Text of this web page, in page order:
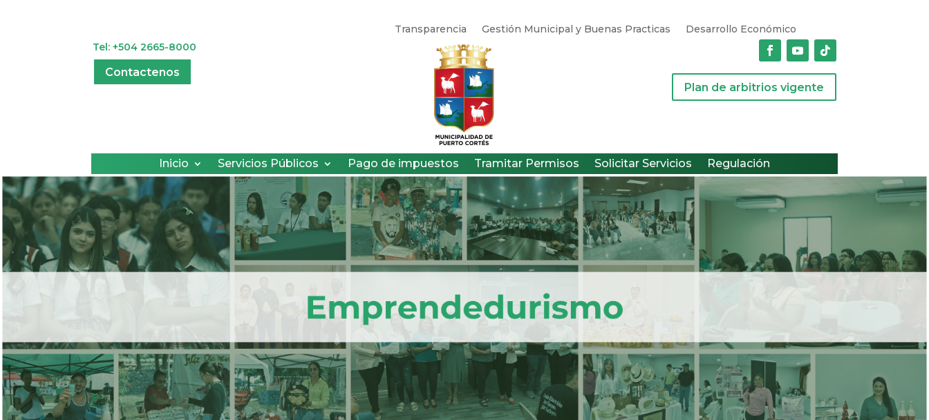
Transparencia Gestión Municipal y Buenas Practicas
Desarrollo Económico
Tel: +504 2665-8000
Contactenos
Plan de arbitrios vigente
Inicio Servicios Públicos Pago de impuestos Tramitar Permisos Solicitar Servicios Regulación